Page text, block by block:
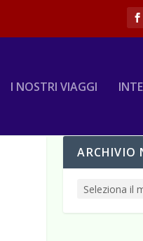
I NOSTRI VIAGGI
ARCHIVIO